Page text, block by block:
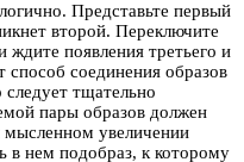
Представьте первый
второй. Переключите
ждите появления третьего и
соединения образов
тщательно
пары образов должен
увеличении
в нем подобраз, к которому